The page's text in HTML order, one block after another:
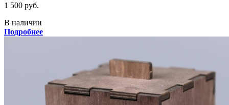
1 500 руб.
В наличии
Подробнее